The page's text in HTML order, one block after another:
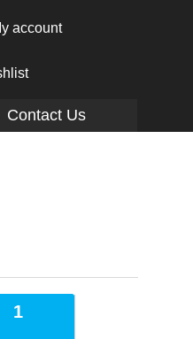
account
Contact Us
1